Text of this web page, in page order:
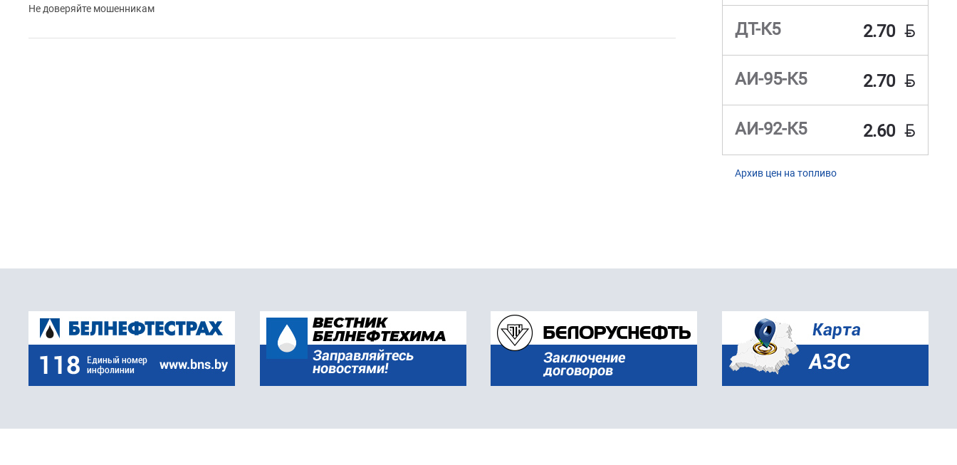
Не доверяйте мошенникам
ДТ-К5 2.70 BYN
АИ-95-К5 2.70 BYN
АИ-92-К5 2.60 BYN
Архив цен на топливо